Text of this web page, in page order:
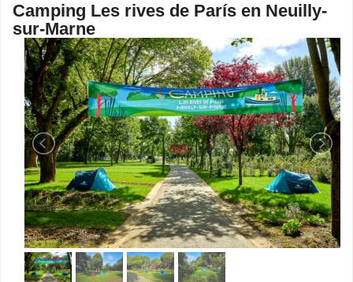
Camping Les rives de París en Neuilly-
sur-Marne